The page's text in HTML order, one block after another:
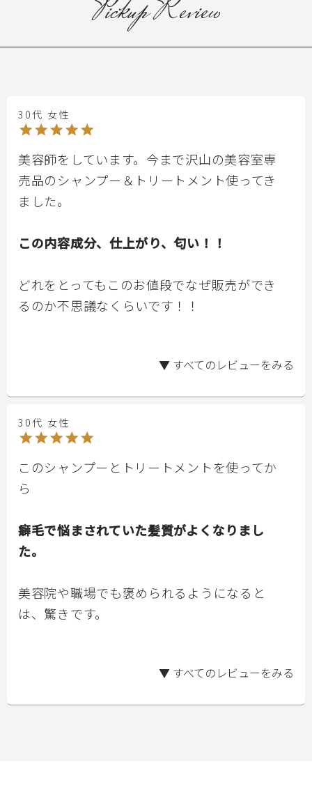
Pickup Review
30代 女性
美容師をしています。今まで沢山の美容室専
売品のシャンプー＆トリートメント使ってき
ました。
この内容成分、仕上がり、匂い！！
どれをとってもこのお値段でなぜ販売ができ
るのか不思議なくらいです！！
▼ すべてのレビューをみる
30代 女性
このシャンプーとトリートメントを使ってか
ら
癖毛で悩まされていた髪質がよくなりまし
た。
美容院や職場でも褒められるようになると
は、驚きです。
▼ すべてのレビューをみる